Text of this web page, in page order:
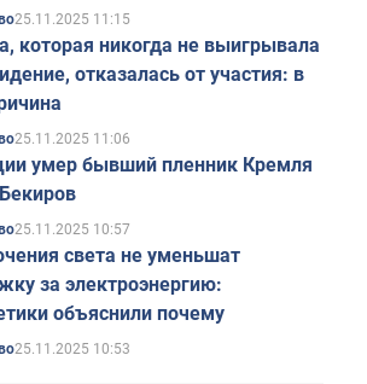
в Киеве. Фото
25.11.2025 11:15
которая никогда не выигрывала
отказалась от участия: в
25.11.2025 11:06
умер бывший пленник Кремля
25.11.2025 10:57
света не уменьшат
за электроэнергию:
объяснили почему
25.11.2025 10:53